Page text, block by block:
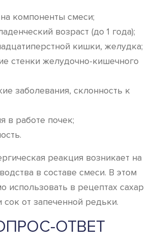
компоненты смеси;
возраст (до 1 года);
кишки, желудка;
стенки желудочно-кишечного
заболевания, склонность к
в работе почек;
реакция возникает на
в составе смеси. В этом
использовать в рецептах сахар
от запеченной редьки.
ОТВЕТ